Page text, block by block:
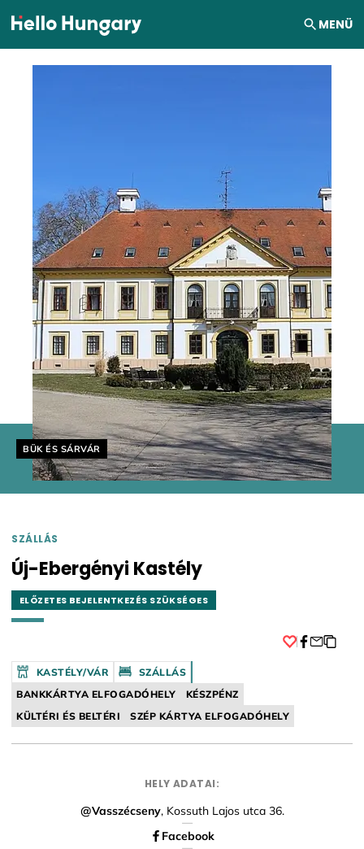
Ugrás a tartalomhoz MENÜ
Helyszín címkék:
BÜK ÉS SÁRVÁR
SZÁLLÁS
Új-Ebergényi Kastély
ELŐZETES BEJELENTKEZÉS SZÜKSÉGES
KASTÉLY/VÁR
SZÁLLÁS
BANKKÁRTYA ELFOGADÓHELY
KÉSZPÉNZ
KÜLTÉRI ÉS BELTÉRI
SZÉP KÁRTYA ELFOGADÓHELY
HELY ADATAI:
@Vasszécseny, Kossuth Lajos utca 36.
Facebook